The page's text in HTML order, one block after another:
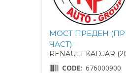
МОСТ ПРЕДЕН
ЧАСТ)
RENAULT KADJAR
CODE: 676000900